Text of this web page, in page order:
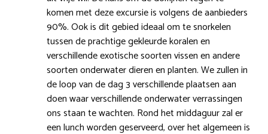
komen met deze excursie is volgens de aanbieders
90%. Ook is dit gebied ideaal om te snorkelen
tussen de prachtige gekleurde koralen en
verschillende exotische soorten vissen en andere
soorten onderwater dieren en planten. We zullen in
de loop van de dag 3 verschillende plaatsen aan
doen waar verschillende onderwater verrassingen
ons staan te wachten. Rond het middaguur zal er
een lunch worden geserveerd, over het algemeen is